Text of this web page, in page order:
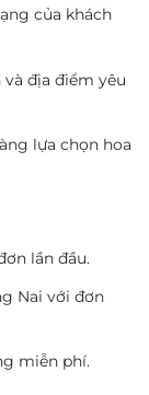
của khách
địa điểm yêu
lựa chọn hoa
lần đầu.
Nai với đơn
miễn phí.